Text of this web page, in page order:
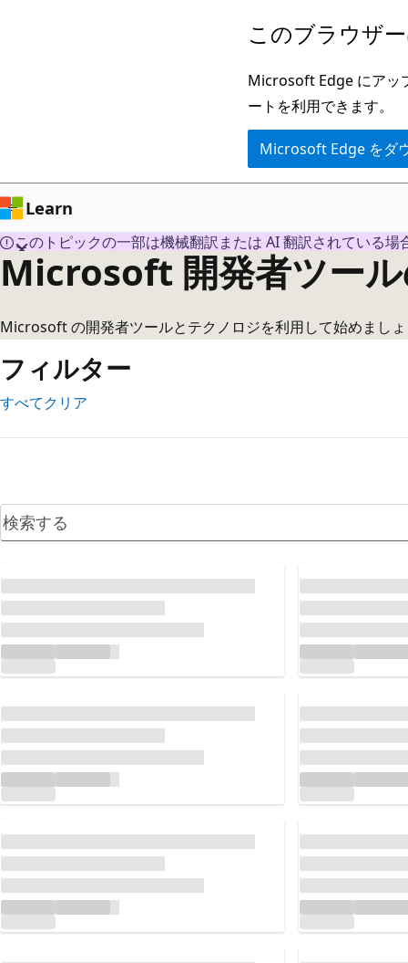
ン
ツ
に
ス
キ
プ
このブラウザ
Microsoft Edge にアッ
ートを利用できます。
Microsoft Edge をダ
Learn
このトピックの一部は機械翻訳または AI 翻訳されている場
Microsoft 開発者ツー
Microsoft の開発者ツールとテクノロジを利用して始めまし
フィルター
すべてクリア
読み込んでいます... 読み込んでいま
読み込んでいます... 読み込んでいま
読み込んでいます... 読み込んでいま